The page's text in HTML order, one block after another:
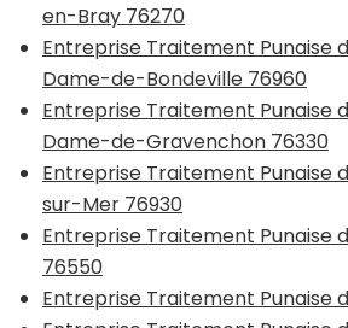
en-Bray 76270
Entreprise Traitement Punaise
Dame-de-Bondeville 76960
Entreprise Traitement Punaise
Dame-de-Gravenchon 76330
Entreprise Traitement Punaise
sur-Mer 76930
Entreprise Traitement Punaise
76550
Entreprise Traitement Punaise